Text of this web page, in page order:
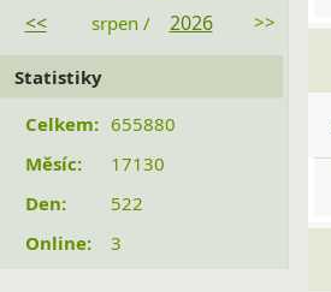
<< srpen / 2026 >>
Statistiky
Online: 3
Celkem: 655880
Měsíc:
17130
Den:
522